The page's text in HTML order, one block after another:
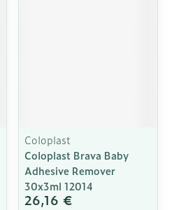
Coloplast
Coloplast Brava Baby
Adhesive Remover
30x3ml 12014
26,16 €